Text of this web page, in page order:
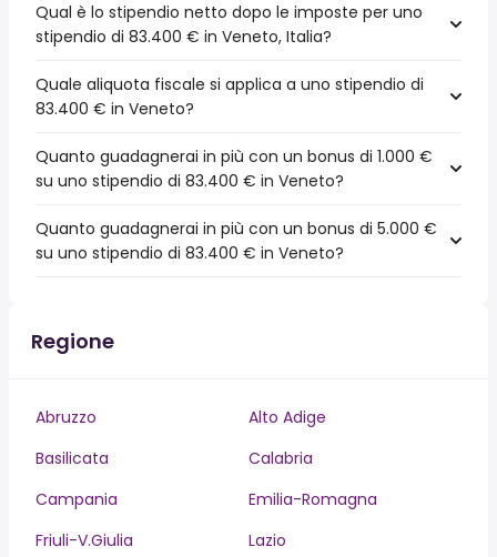
Qual è lo stipendio netto dopo le imposte per uno
stipendio di 83.400 € in Veneto, Italia?
Quale aliquota fiscale si applica a uno stipendio di
83.400 € in Veneto?
Quanto guadagnerai in più con un bonus di 1.000 €
su uno stipendio di 83.400 € in Veneto?
Quanto guadagnerai in più con un bonus di 5.000 €
su uno stipendio di 83.400 € in Veneto?
Regione
Abruzzo
Alto Adige
Basilicata
Calabria
Campania
Emilia-Romagna
Friuli-V.Giulia
Lazio